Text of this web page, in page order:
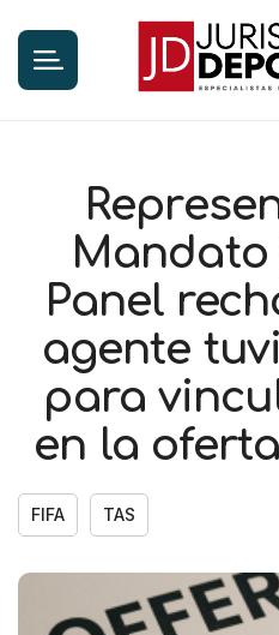
Mandato
Panel
agente
para
en la
FIFA TAS